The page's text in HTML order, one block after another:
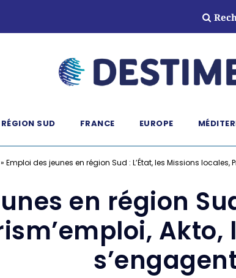
RÉGION SUD FRANCE EUROPE
» Emploi des jeunes en région Sud : L’État, les Missions locales,
en région
Akto,